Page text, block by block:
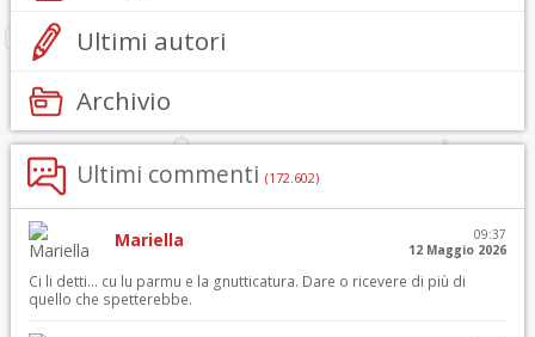
Ultimi autori
Archivio
Ultimi commenti (172.602)
Mariella
09:37
12 Maggio 2026
Ci li detti… cu lu parmu e la gnutticatura. Dare o ricevere di più di
quello che spetterebbe.